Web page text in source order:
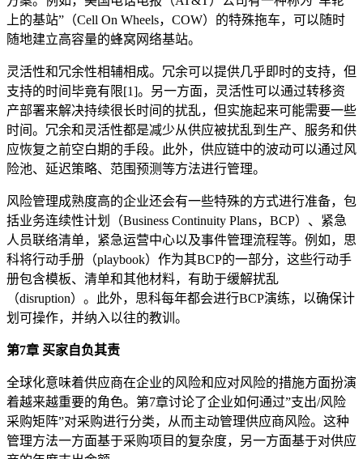
上的基站”（Cell On Wheels，COW）的特殊拖车，可以随时
随地建立高容量的蜂窝网络基站。
灵活性和冗余性相辅相成。冗余可以提供几乎即时的支持，但
支持的时间毕竟有限[1]。另一方面，灵活性可以通过转移资
产部署来解决持续很长时间的扰乱，但实施起来可能需要一些
时间。冗余和灵活性都是减少从供应被扰乱到生产、服务和供
应恢复之前空白期的手段。此外，供应链中的波动可以通过风
险池、延迟策略、范围预测等方法进行管理。
风险管理成熟度高的企业还会有一些特殊的方式进行准备，包
括业务连续性计划（Business Continuity Plans，BCP）、紧急
人员联络清单，紧急运营中心以及事件管理流程等。例如，思
科将行动手册（playbook）作为其BCP的一部分，这些行动手
册包含模板、清单和其他材料，有助于缓解扰乱
（disruption）。此外，思科每年都会进行BCP演练，以确保计
划可操作，并纳入以往的教训。
第7章 买家自负其责
全球化意味着供应商在企业的风险和应对风险的措施方面扮演
着越来越重要的角色。第7章讨论了企业如何通过”支出/风险
采购矩阵”对采购进行分类，从而主动管理供应商风险。这种
管理方法一方面基于采购项目的复杂度，另一方面基于对供应